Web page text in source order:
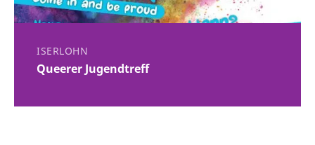
ISERLOHN
Queerer Jugendtreff